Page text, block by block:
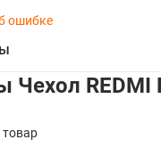
ошибке
Чехол REDMI